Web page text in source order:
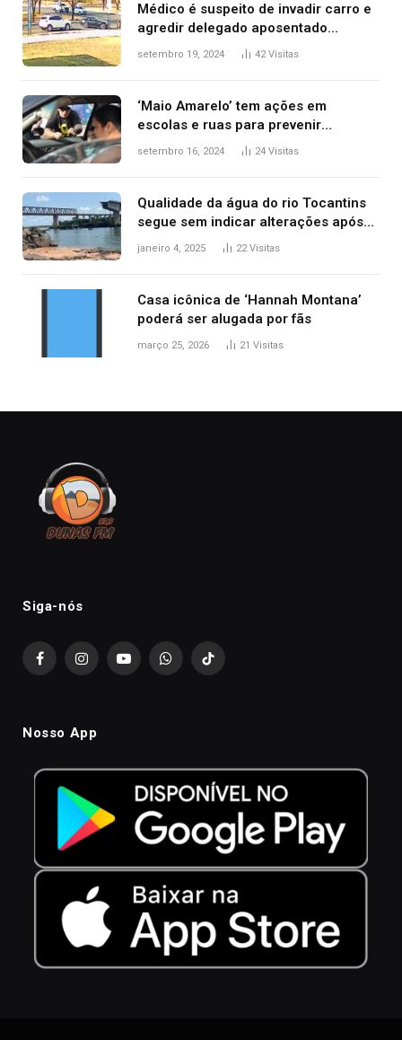
Médico é suspeito de invadir carro e
agredir delegado aposentado
durante confusão no trânsito
setembro 19, 2024 42Visitas
‘Maio Amarelo’ tem ações em
escolas e ruas para prevenir
acidentes no trânsito no AP
setembro 16, 2024 24 Visitas
Qualidade da água do rio Tocantins
segue sem indicar alterações após
desabamento da ponte entre MA e
janeiro 4, 2025 22Visitas
Casa icônica de ‘Hannah Montana’
poderá ser alugada por fãs
março 25, 2026 21 Visitas
Siga-nós
FacebookInstagramYouTubeWhatsAppTikTok
Nosso App